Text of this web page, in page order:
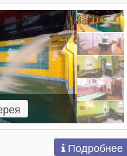
Подробнее